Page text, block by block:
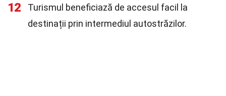
12
Turismul beneficiază de accesul facil la
destinații prin intermediul autostrăzilor.